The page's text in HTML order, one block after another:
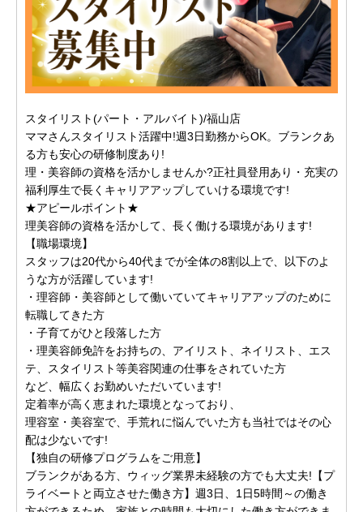
スタイリスト(パート・アルバイト)/福山店
ママさんスタイリスト活躍中!週3日勤務からOK。ブランクあ
る方も安心の研修制度あり!
理・美容師の資格を活かしませんか?正社員登用あり・充実の
福利厚生で長くキャリアアップしていける環境です!
★アピールポイント★
理美容師の資格を活かして、長く働ける環境があります!
【職場環境】
スタッフは20代から40代までが全体の8割以上で、以下のよ
うな方が活躍しています!
・理容師・美容師として働いていてキャリアアップのために
転職してきた方
・子育てがひと段落した方
・理美容師免許をお持ちの、アイリスト、ネイリスト、エス
テ、スタイリスト等美容関連の仕事をされていた方
など、幅広くお勤めいただいています!
定着率が高く恵まれた環境となっており、
理容室・美容室で、手荒れに悩んでいた方も当社ではその心
配は少ないです!
【独自の研修プログラムをご用意】
ブランクがある方、ウィッグ業界未経験の方でも大丈夫!【プ
ライベートと両立させた働き方】週3日、1日5時間～の働き